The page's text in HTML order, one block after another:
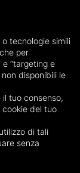
mail
tecnologie simili
per
e “targeting e
disponibili le
tuo consenso,
cookie del tuo
di tali
senza